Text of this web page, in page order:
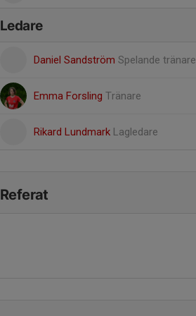
Ledare
Daniel Sandström Spelande tränare
Emma Forsling Tränare
Rikard Lundmark Lagledare
Referat